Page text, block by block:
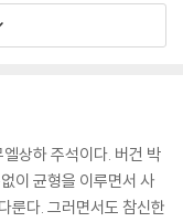
리스도인을 위한 책으
술로 대표되며, 설교와
이다.
상하 주석이다. 버건 박
이 균형을 이루면서 사
룬다. 그러면서도 참신한